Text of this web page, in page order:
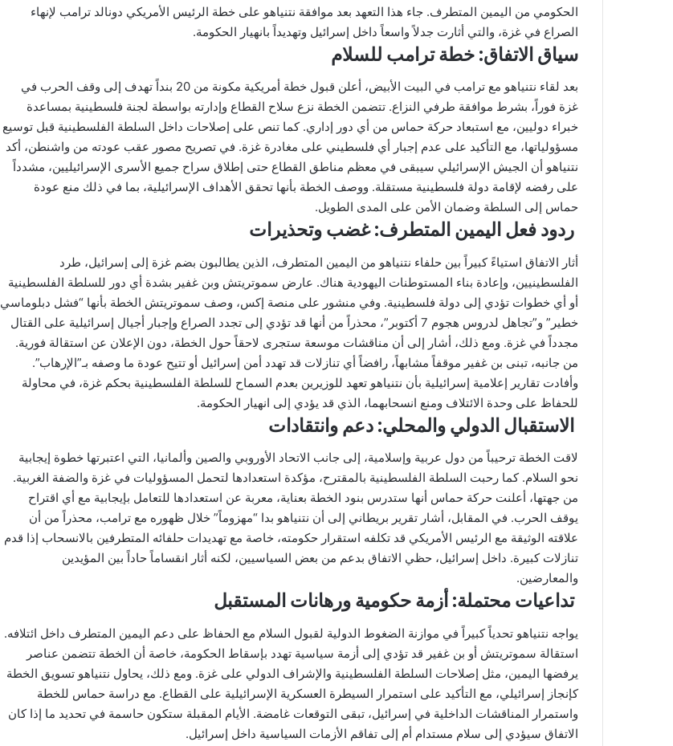
الحكومي من اليمين المتطرف. جاء هذا التعهد بعد موافقة نتنياهو على خطة الرئيس الأمريكي دونالد ترامب لإنهاء
الصراع في غزة، والتي أثارت جدلاً واسعاً داخل إسرائيل وتهديداً بانهيار الحكومة.
سياق الاتفاق: خطة ترامب للسلام
بعد لقاء نتنياهو مع ترامب في البيت الأبيض، أعلن قبول خطة أمريكية مكونة من 20 بنداً تهدف إلى وقف الحرب في
غزة فوراً، بشرط موافقة طرفي النزاع. تتضمن الخطة نزع سلاح القطاع وإدارته بواسطة لجنة فلسطينية بمساعدة
خبراء دوليين، مع استبعاد حركة حماس من أي دور إداري. كما تنص على إصلاحات داخل السلطة الفلسطينية قبل توسيع
مسؤولياتها، مع التأكيد على عدم إجبار أي فلسطيني على مغادرة غزة. في تصريح مصور عقب عودته من واشنطن، أكد
نتنياهو أن الجيش الإسرائيلي سيبقى في معظم مناطق القطاع حتى إطلاق سراح جميع الأسرى الإسرائيليين، مشدداً
على رفضه لإقامة دولة فلسطينية مستقلة. ووصف الخطة بأنها تحقق الأهداف الإسرائيلية، بما في ذلك منع عودة
حماس إلى السلطة وضمان الأمن على المدى الطويل.
ردود فعل اليمين المتطرف: غضب وتحذيرات
أثار الاتفاق استياءً كبيراً بين حلفاء نتنياهو من اليمين المتطرف، الذين يطالبون بضم غزة إلى إسرائيل، طرد
الفلسطينيين، وإعادة بناء المستوطنات اليهودية هناك. عارض سموتريتش وبن غفير بشدة أي دور للسلطة الفلسطينية
أو أي خطوات تؤدي إلى دولة فلسطينية. وفي منشور على منصة إكس، وصف سموتريتش الخطة بأنها “فشل دبلوماسي
خطير” و”تجاهل لدروس هجوم 7 أكتوبر”، محذراً من أنها قد تؤدي إلى تجدد الصراع وإجبار أجيال إسرائيلية على القتال
مجدداً في غزة. ومع ذلك، أشار إلى أن مناقشات موسعة ستجرى لاحقاً حول الخطة، دون الإعلان عن استقالة فورية.
من جانبه، تبنى بن غفير موقفاً مشابهاً، رافضاً أي تنازلات قد تهدد أمن إسرائيل أو تتيح عودة ما وصفه بـ”الإرهاب”.
وأفادت تقارير إعلامية إسرائيلية بأن نتنياهو تعهد للوزيرين بعدم السماح للسلطة الفلسطينية بحكم غزة، في محاولة
للحفاظ على وحدة الائتلاف ومنع انسحابهما، الذي قد يؤدي إلى انهيار الحكومة.
الاستقبال الدولي والمحلي: دعم وانتقادات
لاقت الخطة ترحيباً من دول عربية وإسلامية، إلى جانب الاتحاد الأوروبي والصين وألمانيا، التي اعتبرتها خطوة إيجابية
نحو السلام. كما رحبت السلطة الفلسطينية بالمقترح، مؤكدة استعدادها لتحمل المسؤوليات في غزة والضفة الغربية.
من جهتها، أعلنت حركة حماس أنها ستدرس بنود الخطة بعناية، معربة عن استعدادها للتعامل بإيجابية مع أي اقتراح
يوقف الحرب. في المقابل، أشار تقرير بريطاني إلى أن نتنياهو بدا “مهزوماً” خلال ظهوره مع ترامب، محذراً من أن
علاقته الوثيقة مع الرئيس الأمريكي قد تكلفه استقرار حكومته، خاصة مع تهديدات حلفائه المتطرفين بالانسحاب إذا قدم
تنازلات كبيرة. داخل إسرائيل، حظي الاتفاق بدعم من بعض السياسيين، لكنه أثار انقساماً حاداً بين المؤيدين
والمعارضين.
تداعيات محتملة: أزمة حكومية ورهانات المستقبل
يواجه نتنياهو تحدياً كبيراً في موازنة الضغوط الدولية لقبول السلام مع الحفاظ على دعم اليمين المتطرف داخل ائتلافه.
استقالة سموتريتش أو بن غفير قد تؤدي إلى أزمة سياسية تهدد بإسقاط الحكومة، خاصة أن الخطة تتضمن عناصر
يرفضها اليمين، مثل إصلاحات السلطة الفلسطينية والإشراف الدولي على غزة. ومع ذلك، يحاول نتنياهو تسويق الخطة
كإنجاز إسرائيلي، مع التأكيد على استمرار السيطرة العسكرية الإسرائيلية على القطاع. مع دراسة حماس للخطة
واستمرار المناقشات الداخلية في إسرائيل، تبقى التوقعات غامضة. الأيام المقبلة ستكون حاسمة في تحديد ما إذا كان
الاتفاق سيؤدي إلى سلام مستدام أم إلى تفاقم الأزمات السياسية داخل إسرائيل.